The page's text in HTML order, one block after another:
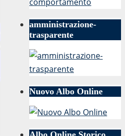
amministrazione-
trasparente
Nuovo Albo Online